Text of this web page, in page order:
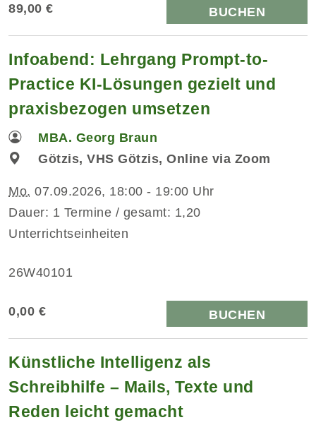
89,00 € BUCHEN
Infoabend: Lehrgang Prompt-to-
Practice KI-Lösungen gezielt und
praxisbezogen umsetzen
MBA. Georg Braun
Götzis, VHS Götzis, Online via Zoom
Mo. 07.09.2026, 18:00 - 19:00 Uhr
Dauer: 1 Termine / gesamt: 1,20
Unterrichtseinheiten
26W40101
0,00 € BUCHEN
Künstliche Intelligenz als
Schreibhilfe – Mails, Texte und
Reden leicht gemacht